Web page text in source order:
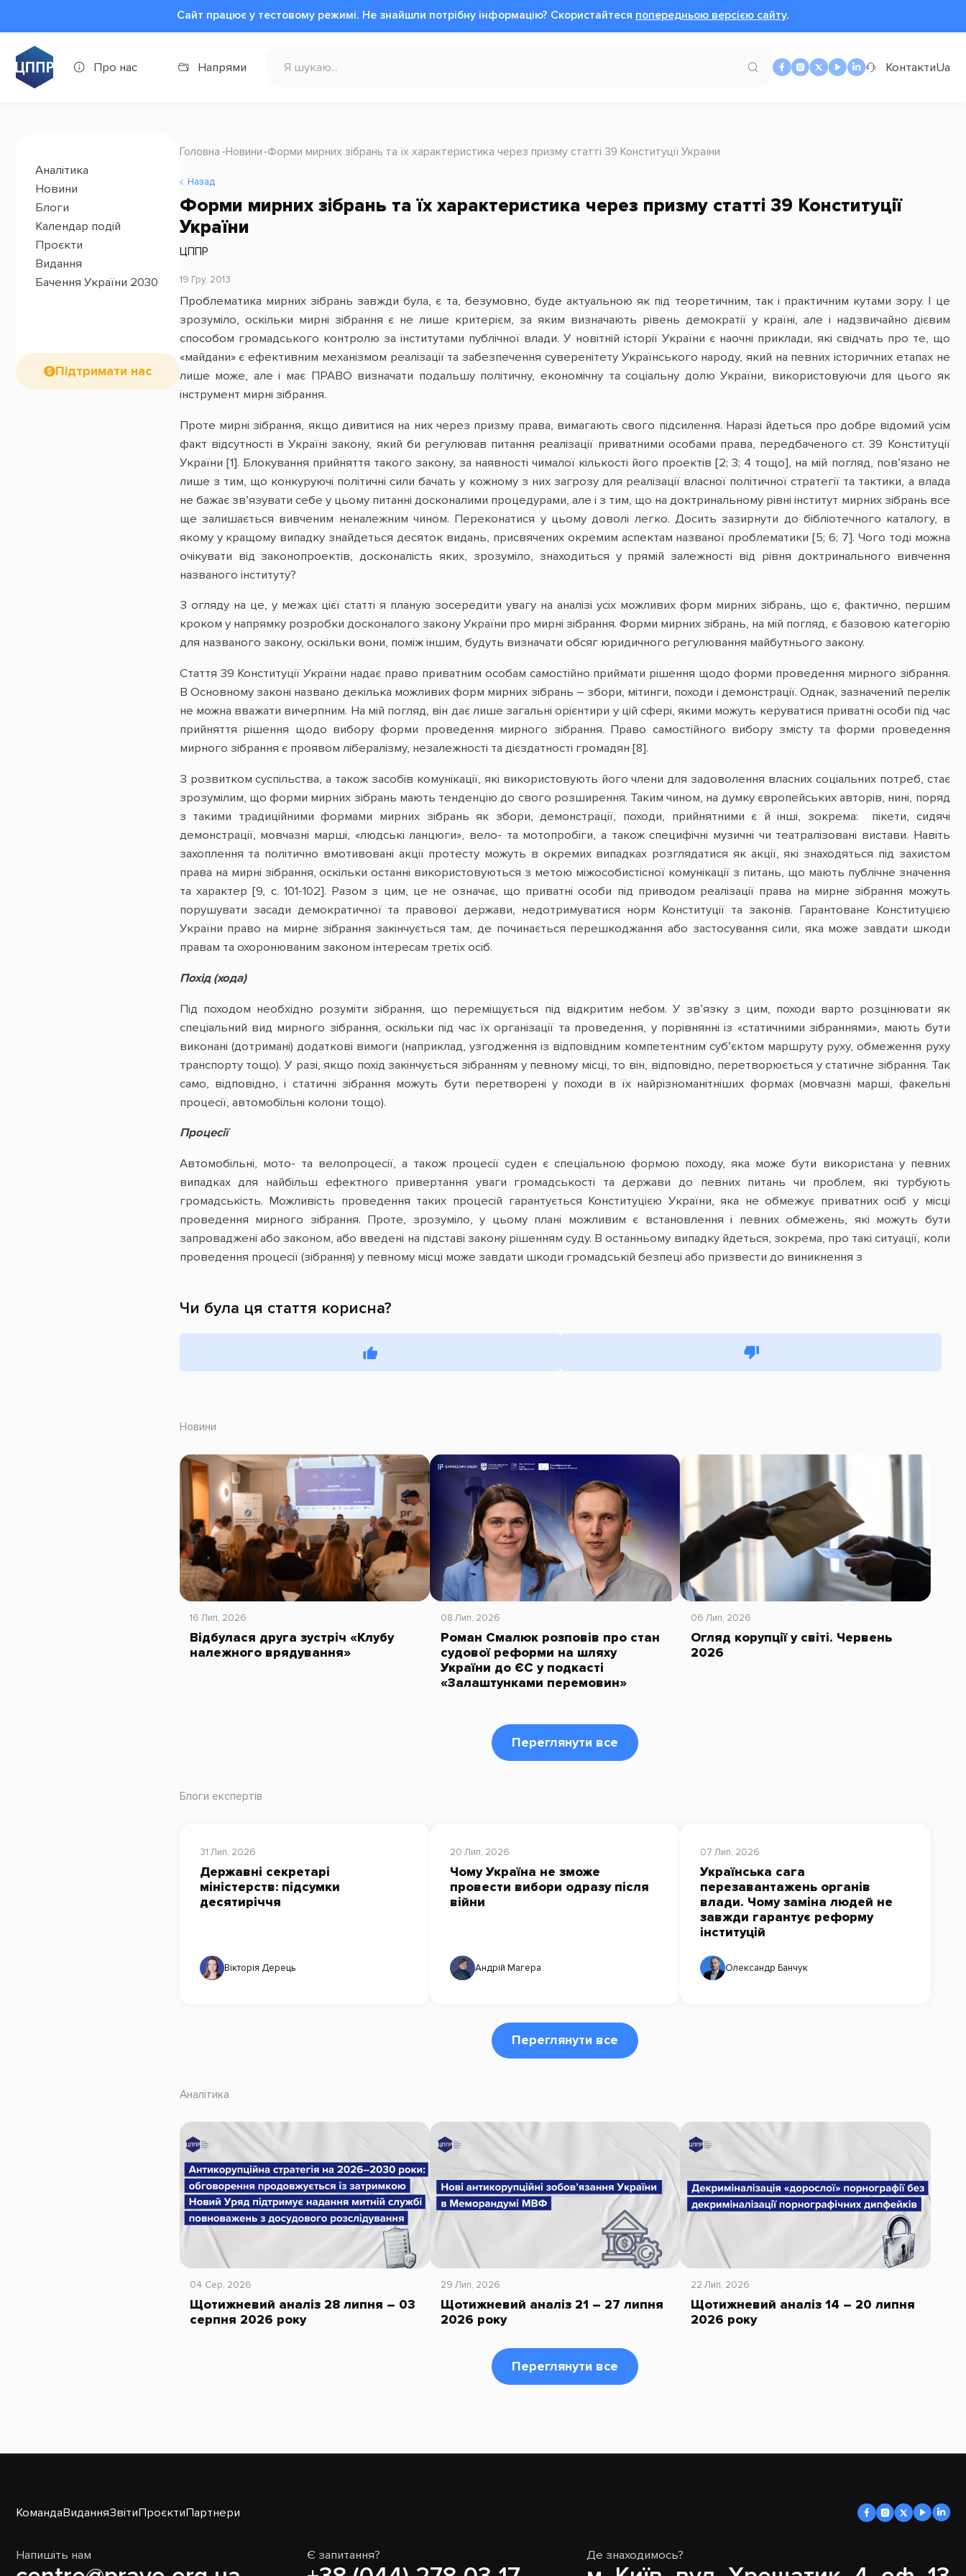
Сайт працює у тестовому режимі. Не знайшли потрібну інформацію? Cкористайтеся попередньою версією сайту.
Про нас Напрями КонтактиUa
Аналітика
Новини
Блоги
Календар подій
Проєкти
Видання
Бачення України 2030
Підтримати нас
Головна Новини Форми мирних зібрань та їх характеристика через призму статті 39 Конституції України
Назад
Форми мирних зібрань та їх характеристика через призму статті 39 Конституції
України
ЦППР
19 Гру, 2013
Проблематика мирних зібрань завжди була, є та, безумовно, буде актуальною як під теоретичним, так і практичним кутами зору. І це
зрозуміло, оскільки мирні зібрання є не лише критерієм, за яким визначають рівень демократії у країні, але і надзвичайно дієвим
способом громадського контролю за інститутами публічної влади. У новітній історії України є наочні приклади, які свідчать про те, що
«майдани» є ефективним механізмом реалізації та забезпечення суверенітету Українського народу, який на певних історичних етапах не
лише може, але і має ПРАВО визначати подальшу політичну, економічну та соціальну долю України, використовуючи для цього як
інструмент мирні зібрання.
Проте мирні зібрання, якщо дивитися на них через призму права, вимагають свого підсилення. Наразі йдеться про добре відомий усім
факт відсутності в Україні закону, який би регулював питання реалізації приватними особами права, передбаченого ст. 39 Конституції
України [1]. Блокування прийняття такого закону, за наявності чималої кількості його проектів [2; 3; 4 тощо], на мій погляд, пов’язано не
лише з тим, що конкуруючі політичні сили бачать у кожному з них загрозу для реалізації власної політичної стратегії та тактики, а влада
не бажає зв’язувати себе у цьому питанні досконалими процедурами, але і з тим, що на доктринальному рівні інститут мирних зібрань все
ще залишається вивченим неналежним чином. Переконатися у цьому доволі легко. Досить зазирнути до бібліотечного каталогу, в
якому у кращому випадку знайдеться десяток видань, присвячених окремим аспектам названої проблематики [5; 6; 7]. Чого тоді можна
очікувати від законопроектів, досконалість яких, зрозуміло, знаходиться у прямій залежності від рівня доктринального вивчення
названого інституту?
З огляду на це, у межах цієї статті я планую зосередити увагу на аналізі усіх можливих форм мирних зібрань, що є, фактично, першим
кроком у напрямку розробки досконалого закону України про мирні зібрання. Форми мирних зібрань, на мій погляд, є базовою категорію
для названого закону, оскільки вони, поміж іншим, будуть визначати обсяг юридичного регулювання майбутнього закону.
Стаття 39 Конституції України надає право приватним особам самостійно приймати рішення щодо форми проведення мирного зібрання.
В Основному законі названо декілька можливих форм мирних зібрань – збори, мітинги, походи і демонстрації. Однак, зазначений перелік
не можна вважати вичерпним. На мій погляд, він дає лише загальні орієнтири у цій сфері, якими можуть керуватися приватні особи під час
прийняття рішення щодо вибору форми проведення мирного зібрання. Право самостійного вибору змісту та форми проведення
мирного зібрання є проявом лібералізму, незалежності та дієздатності громадян [8].
З розвитком суспільства, а також засобів комунікації, які використовують його члени для задоволення власних соціальних потреб, стає
зрозумілим, що форми мирних зібрань мають тенденцію до свого розширення. Таким чином, на думку європейських авторів, нині, поряд
з такими традиційними формами мирних зібрань як збори, демонстрації, походи, прийнятними є й інші, зокрема: пікети, сидячі
демонстрації, мовчазні марші, «людські ланцюги», вело- та мотопробіги, а також специфічні музичні чи театралізовані вистави. Навіть
захоплення та політично вмотивовані акції протесту можуть в окремих випадках розглядатися як акції, які знаходяться під захистом
права на мирні зібрання, оскільки останні використовуються з метою міжособистісної комунікації з питань, що мають публічне значення
та характер [9, с. 101-102]. Разом з цим, це не означає, що приватні особи під приводом реалізації права на мирне зібрання можуть
порушувати засади демократичної та правової держави, недотримуватися норм Конституції та законів. Гарантоване Конституцією
України право на мирне зібрання закінчується там, де починається перешкоджання або застосування сили, яка може завдати шкоди
правам та охоронюваним законом інтересам третіх осіб.
Похід (хода)
Під походом необхідно розуміти зібрання, що переміщується під відкритим небом. У зв’язку з цим, походи варто розцінювати як
спеціальний вид мирного зібрання, оскільки під час їх організації та проведення, у порівнянні із «статичними зібраннями», мають бути
виконані (дотримані) додаткові вимоги (наприклад, узгодження із відповідним компетентним суб’єктом маршруту руху, обмеження руху
транспорту тощо). У разі, якщо похід закінчується зібранням у певному місці, то він, відповідно, перетворюється у статичне зібрання. Так
само, відповідно, і статичні зібрання можуть бути перетворені у походи в їх найрізноманітніших формах (мовчазні марші, факельні
процесії, автомобільні колони тощо).
Процесії
Автомобільні, мото- та велопроцесії, а також процесії суден є спеціальною формою походу, яка може бути використана у певних
випадках для найбільш ефектного привертання уваги громадськості та держави до певних питань чи проблем, які турбують
громадськість. Можливість проведення таких процесій гарантується Конституцією України, яка не обмежує приватних осіб у місці
проведення мирного зібрання. Проте, зрозуміло, у цьому плані можливим є встановлення і певних обмежень, які можуть бути
запроваджені або законом, або введені на підставі закону рішенням суду. В останньому випадку йдеться, зокрема, про такі ситуації, коли
проведення процесії (зібрання) у певному місці може завдати шкоди громадській безпеці або призвести до виникнення з
Чи була ця стаття корисна?
Новини
16 Лип, 2026
Відбулася друга зустріч «Клубу
належного врядування»
08 Лип, 2026
Роман Смалюк розповів про стан
судової реформи на шляху
України до ЄС у подкасті
«Залаштунками перемовин»
06 Лип, 2026
Огляд корупції у світі. Червень
2026
Переглянути все
Блоги експертів
31 Лип, 2026
Державні секретарі
міністерств: підсумки
десятиріччя
Вікторія Дерець
20 Лип, 2026
Чому Україна не зможе
провести вибори одразу після
війни
Андрій Магера
07 Лип, 2026
Українська сага
перезавантажень органів
влади. Чому заміна людей не
завжди гарантує реформу
інституцій
Олександр Банчук
Переглянути все
Аналітика
04 Сер, 2026
Щотижневий аналіз 28 липня – 03
серпня 2026 року
29 Лип, 2026
Щотижневий аналіз 21 – 27 липня
2026 року
22 Лип, 2026
Щотижневий аналіз 14 – 20 липня
2026 року
Переглянути все
КомандаВиданняЗвітиПроєктиПартнери
Напишіть нам Є запитання? Де знаходимось?